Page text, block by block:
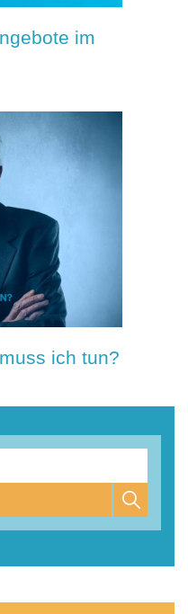
im
ich tun?